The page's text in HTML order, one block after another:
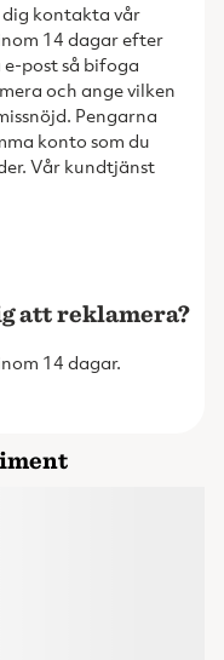
dig kontakta vår
14 dagar efter
post så bifoga
och ange vilken
Pengarna
konto som du
Vår kundtjänst
att reklamera?
14 dagar.